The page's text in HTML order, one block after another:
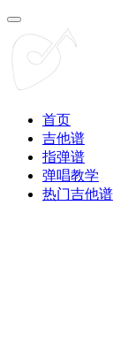
首页
吉他谱
指弹谱
弹唱教学
热门吉他谱